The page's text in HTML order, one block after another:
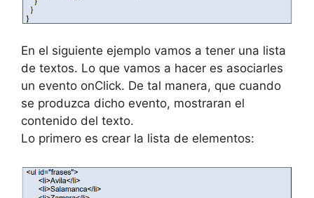
En el siguiente ejemplo vamos a tener una lista
de textos. Lo que vamos a hacer es asociarles
un evento onClick. De tal manera, que cuando
se produzca dicho evento, mostraran el
contenido del texto.
Lo primero es crear la lista de elementos: